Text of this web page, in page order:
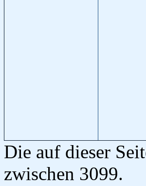
Die auf dieser
zwischen 3099.